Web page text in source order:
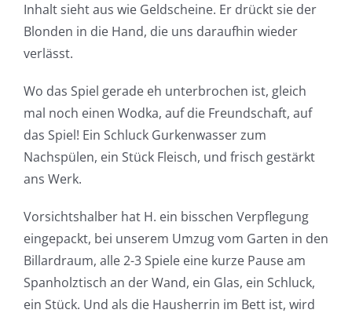
Inhalt sieht aus wie Geldscheine. Er drückt sie der
Blonden in die Hand, die uns daraufhin wieder
verlässt.
Wo das Spiel gerade eh unterbrochen ist, gleich
mal noch einen Wodka, auf die Freundschaft, auf
das Spiel! Ein Schluck Gurkenwasser zum
Nachspülen, ein Stück Fleisch, und frisch gestärkt
ans Werk.
Vorsichtshalber hat H. ein bisschen Verpflegung
eingepackt, bei unserem Umzug vom Garten in den
Billardraum, alle 2-3 Spiele eine kurze Pause am
Spanholztisch an der Wand, ein Glas, ein Schluck,
ein Stück. Und als die Hausherrin im Bett ist, wird